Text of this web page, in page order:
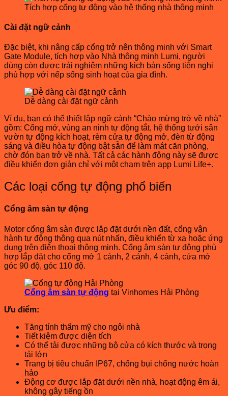
Tích hợp cổng tự động vào hệ thống nhà thông minh
Cài đặt ngữ cảnh
Đặc biệt, khi nâng cấp cổng trở nên thông minh với Smart
Gate Module, tích hợp vào Nhà thông minh Lumi, người
dùng còn được trải nghiệm những kịch bản sống tiện nghi
phù hợp với nếp sống sinh hoạt của gia đình.
Dễ dàng cài đặt ngữ cảnh
Ví dụ, bạn có thể thiết lập ngữ cảnh “Chào mừng trở về nhà”
gồm: Cổng mở, vùng an ninh tự động tắt, hệ thống tưới sân
vườn tự động kích hoạt, rèm cửa tự động mở, đèn từ động
sáng và điều hòa tự động bật sẵn để làm mát căn phòng,
chờ đón bạn trở về nhà. Tất cả các hành động này sẽ được
điều khiển đơn giản chỉ với một chạm trên app Lumi Life+.
Các loại cổng tự động phổ biến
Cổng âm sàn tự động
Motor cổng âm sàn được lắp đặt dưới nền đất, cổng vận
hành tự động thông qua nút nhấn, điều khiển từ xa hoặc ứng
dụng trên điện thoại thông minh. Cổng âm sàn tự động phù
hợp lắp đặt cho cổng mở 1 cánh, 2 cánh, 4 cánh, cửa mở
góc 90 độ, góc 110 độ.
Cổng âm sàn tự động tại Vinhomes Hải Phòng
Ưu điểm:
Tăng tính thẩm mỹ cho ngôi nhà
Tiết kiệm được diện tích
Có thể tải được những bộ cửa có kích thước và trọng
tải lớn
Trang bị tiêu chuẩn IP67, chống bụi chống nước hoàn
hảo
Động cơ được lắp đặt dưới nền nhà, hoạt động êm ái,
không gây tiếng ồn